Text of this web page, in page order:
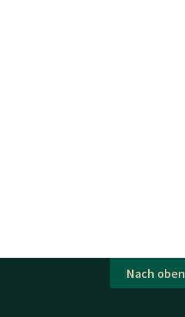
Nach oben